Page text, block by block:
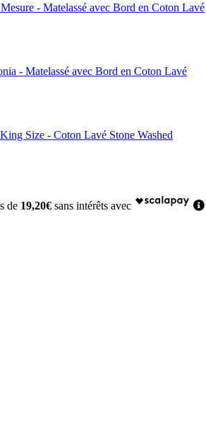
- Matelassé avec Bord en Coton Lavé
- Matelassé avec Bord en Coton Lavé
Size - Coton Lavé Stone Washed
de 19,20€ sans intérêts avec